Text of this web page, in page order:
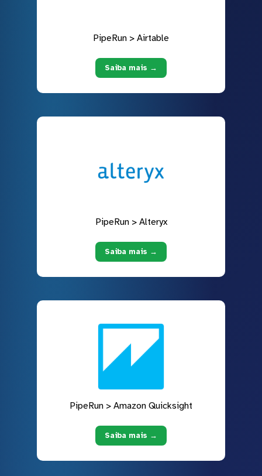
PipeRun > Airtable
Saiba mais →
PipeRun > Alteryx
Saiba mais →
PipeRun > Amazon Quicksight
Saiba mais →